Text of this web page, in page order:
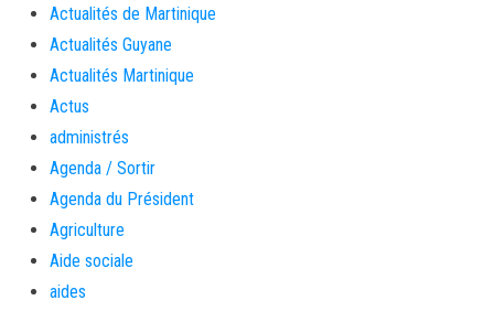
Actualités de Martinique
Actualités Guyane
Actualités Martinique
Actus
administrés
Agenda / Sortir
Agenda du Président
Agriculture
Aide sociale
aides